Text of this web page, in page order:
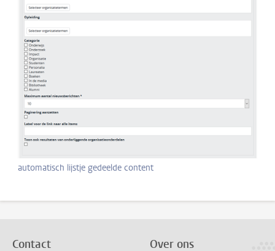
automatisch lijstje gedeelde content
Contact Over ons